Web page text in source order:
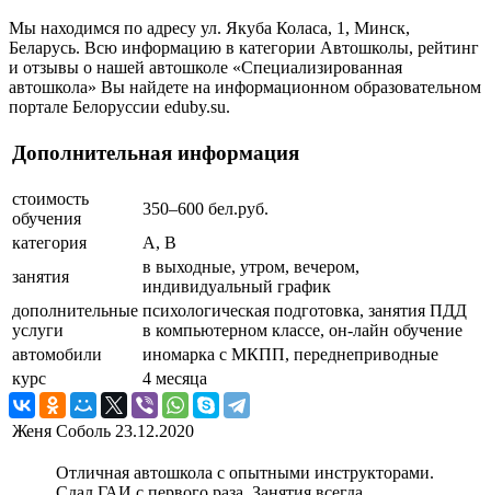
Мы находимся по адресу ул. Якуба Коласа, 1, Минск,
Беларусь. Всю информацию в категории Автошколы, рейтинг
и отзывы о нашей автошколе «Специализированная
автошкола» Вы найдете на информационном образовательном
портале Белоруссии eduby.su.
Дополнительная информация
стоимость
обучения
350–600 бел.руб.
категория
A, B
занятия
в выходные, утром, вечером,
индивидуальный график
дополнительные
услуги
психологическая подготовка, занятия ПДД
в компьютерном классе, он-лайн обучение
автомобили
иномарка с МКПП, переднеприводные
курс
4 месяца
Женя Соболь 23.12.2020
Отличная автошкола с опытными инструкторами.